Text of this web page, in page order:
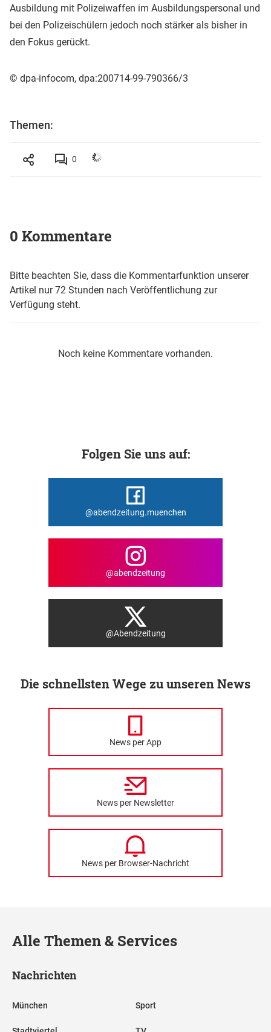
Ausbildung mit Polizeiwaffen im Ausbildungspersonal und
bei den Polizeischülern jedoch noch stärker als bisher in
den Fokus gerückt.
© dpa-infocom, dpa:200714-99-790366/3
Themen:
0
0 Kommentare
Bitte beachten Sie, dass die Kommentarfunktion unserer
Artikel nur 72 Stunden nach Veröffentlichung zur
Verfügung steht.
Noch keine Kommentare vorhanden.
Folgen Sie uns auf:
@abendzeitung.muenchen
@abendzeitung
@Abendzeitung
Die schnellsten Wege zu unseren News
News per App
News per Newsletter
News per Browser-Nachricht
Alle Themen & Services
Nachrichten
München Sport